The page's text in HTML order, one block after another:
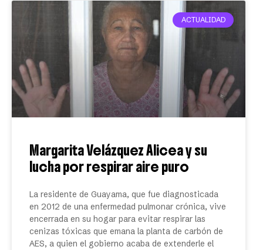
ACTUALIDAD
Margarita Velázquez Alicea y su
lucha por respirar aire puro
La residente de Guayama, que fue diagnosticada
en 2012 de una enfermedad pulmonar crónica, vive
encerrada en su hogar para evitar respirar las
cenizas tóxicas que emana la planta de carbón de
AES, a quien el gobierno acaba de extenderle el